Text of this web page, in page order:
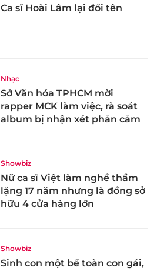
Ca sĩ Hoài Lâm lại đổi tên
Nhạc
Sở Văn hóa TPHCM mời
rapper MCK làm việc, rà soát
album bị nhận xét phản cảm
Showbiz
Nữ ca sĩ Việt làm nghề thầm
lặng 17 năm nhưng là đồng sở
hữu 4 cửa hàng lớn
Showbiz
Sinh con một bề toàn con gái,